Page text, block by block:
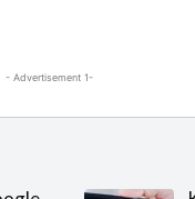
- Advertisement 1-